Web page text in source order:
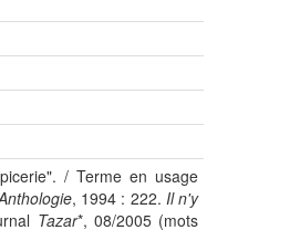
/ Terme en usage
, 1994 : 222. Il n'y
Tazar*, 08/2005 (mots